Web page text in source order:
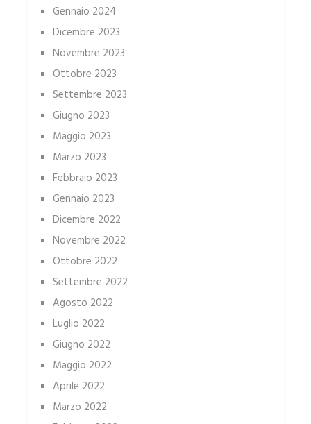
Gennaio 2024
Dicembre 2023
Novembre 2023
Ottobre 2023
Settembre 2023
Giugno 2023
Maggio 2023
Marzo 2023
Febbraio 2023
Gennaio 2023
Dicembre 2022
Novembre 2022
Ottobre 2022
Settembre 2022
Agosto 2022
Luglio 2022
Giugno 2022
Maggio 2022
Aprile 2022
Marzo 2022